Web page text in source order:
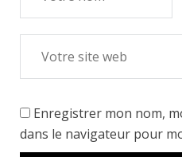
Enregistrer mon nom,
dans le navigateur pour